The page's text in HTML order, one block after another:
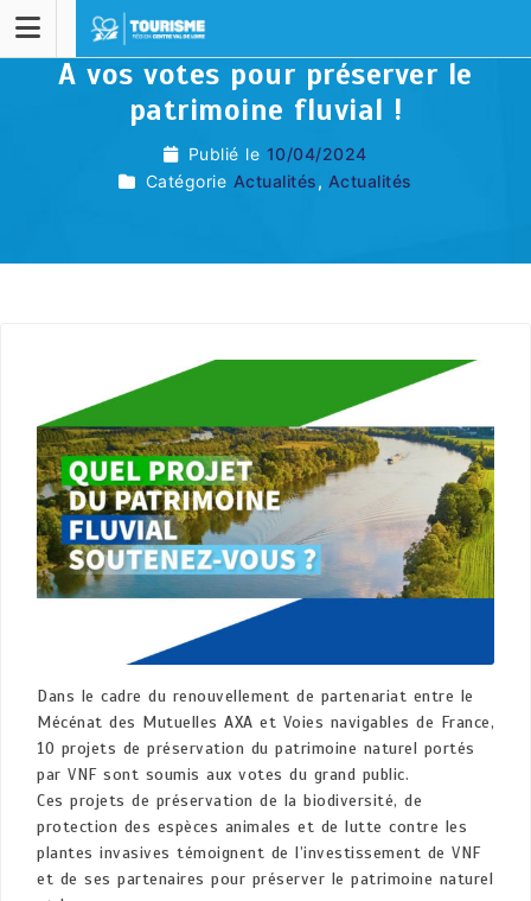
A vos votes pour préserver le
patrimoine fluvial !
Publié le 10/04/2024
Catégorie Actualités, Actualités
Dans le cadre du renouvellement de partenariat entre le
Mécénat des Mutuelles AXA et Voies navigables de France,
10 projets de préservation du patrimoine naturel portés
par VNF sont soumis aux votes du grand public.
Ces projets de préservation de la biodiversité, de
protection des espèces animales et de lutte contre les
plantes invasives témoignent de l’investissement de VNF
et de ses partenaires pour préserver le patrimoine naturel